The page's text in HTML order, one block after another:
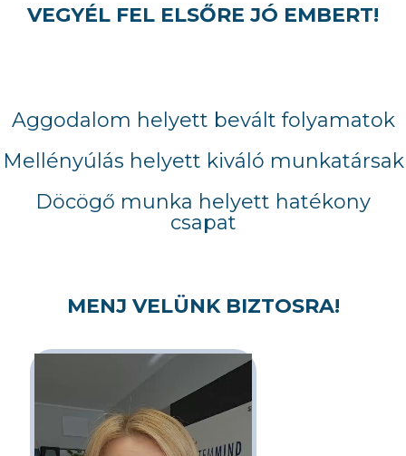
VEGYÉL FEL ELSŐRE JÓ EMBERT!
Aggodalom helyett bevált folyamatok
Mellényúlás helyett kiváló munkatársak
Döcögő munka helyett hatékony
csapat
MENJ VELÜNK BIZTOSRA!